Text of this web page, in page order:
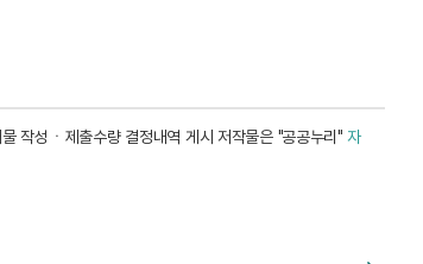
작성ㆍ제출수량 결정내역 게시 저작물은 "공공누리" 자